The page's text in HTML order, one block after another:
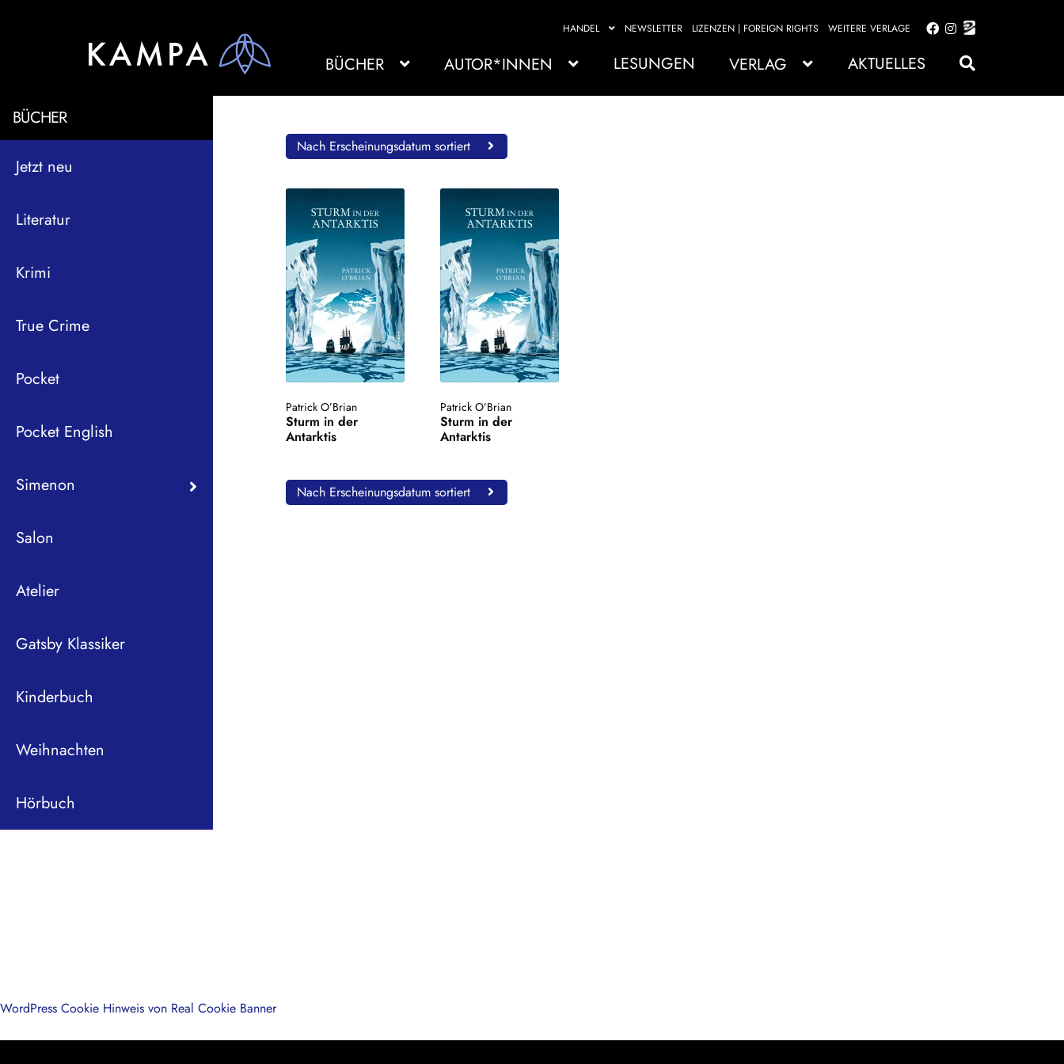
HANDEL NEWSLETTER LIZENZEN | FOREIGN RIGHTS WEITERE VERLAGE
Zur
springen
Zum
springen
BÜCHER AUTOR*INNEN LESUNGEN VERLAG AKTUELLES
BÜCHER
Jetzt neu
Literatur
Krimi
True Crime
Pocket
Pocket English
Simenon
Salon
Atelier
Gatsby Klassiker
Kinderbuch
Weihnachten
Hörbuch
Nach Erscheinungsdatum sortiert
Patrick O’Brian
Sturm in der
Antarktis
Patrick O’Brian
Sturm in der
Antarktis
Nach Erscheinungsdatum sortiert
WordPress Cookie Hinweis von Real Cookie Banner